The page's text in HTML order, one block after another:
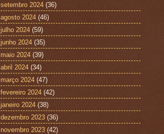
setembro 2024 (36)
agosto 2024 (46)
julho 2024 (59)
junho 2024 (35)
maio 2024 (39)
abril 2024 (34)
março 2024 (47)
fevereiro 2024 (42)
janeiro 2024 (38)
dezembro 2023 (36)
novembro 2023 (42)